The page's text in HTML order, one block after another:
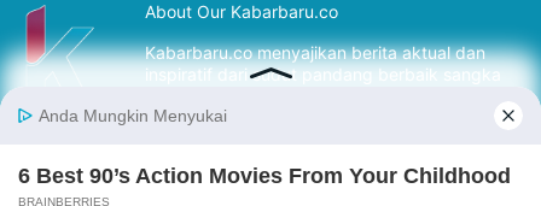
About Our Kabarbaru.co
Kabarbaru.co menyajikan berita aktual dan
inspiratif dari sudut pandang berbaik sangka